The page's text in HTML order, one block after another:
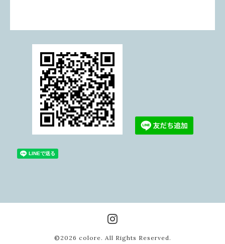
©2026 colore. All Rights Reserved.